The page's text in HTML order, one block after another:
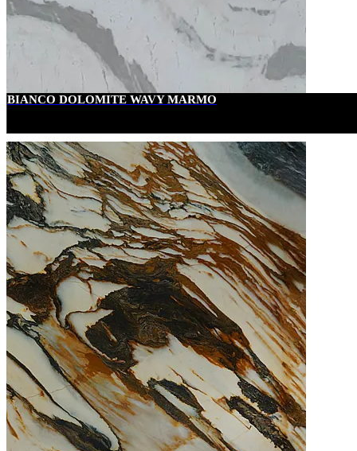
BIANCO DOLOMITE WAVY MARMO